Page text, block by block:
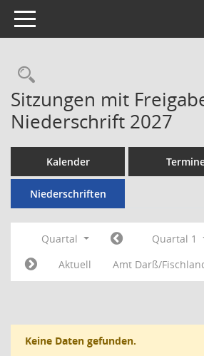
Toggle navigation
Rechercheauswahl
Sitzungen mit
Niederschrift 2027
Kalender
Niederschriften
Quartal Quartal 1
Aktuell
Amt Darß/
Keine Daten gefunden.